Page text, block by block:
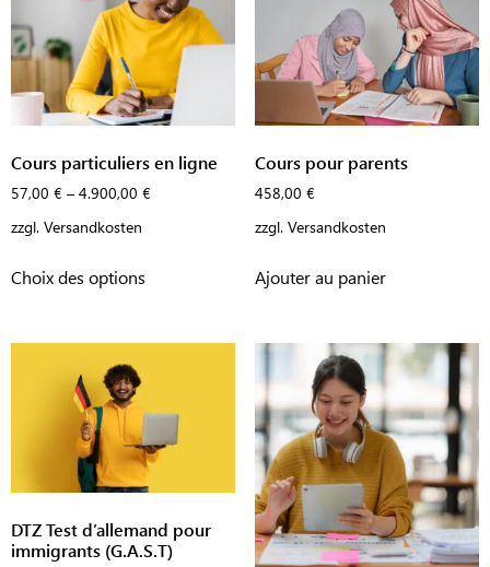
Cours particuliers en ligne
57,00 € – 4.900,00 €
zzgl. Versandkosten
Choix des options
Cours pour parents
458,00 €
zzgl. Versandkosten
Ajouter au panier
DTZ Test d’allemand pour
immigrants (G.A.S.T)